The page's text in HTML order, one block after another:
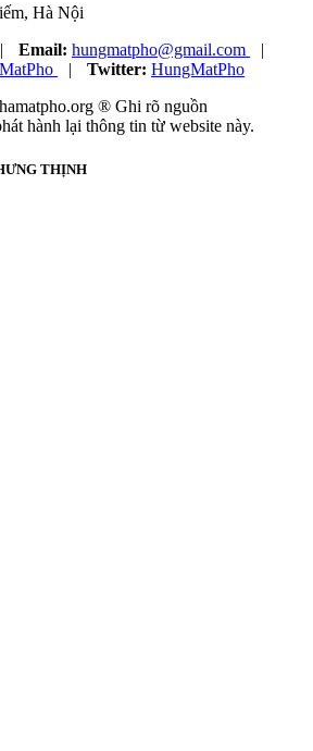
Hà Nội
| Email: hungmatpho@gmail.com
|
| Twitter: HungMatPho
® Ghi rõ nguồn
hành lại thông tin từ website này.
THỊNH